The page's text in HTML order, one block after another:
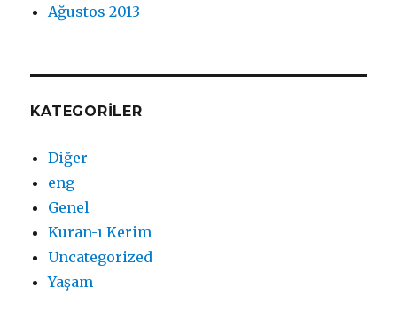
Ağustos 2013
KATEGORILER
Diğer
eng
Genel
Kuran-ı Kerim
Uncategorized
Yaşam